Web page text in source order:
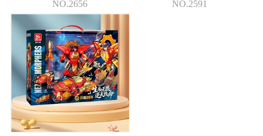
NO.2656
NO.2591